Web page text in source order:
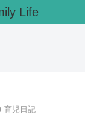
Life
育児日記